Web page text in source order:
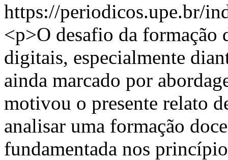
https://periodicos.upe.br/
<p>O desafio da formação
digitais, especialmente
ainda marcado por
motivou o presente relato
analisar uma formação
fundamentada nos